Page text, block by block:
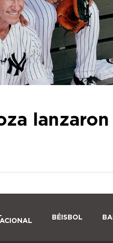
lanzaron
BÉISBOL